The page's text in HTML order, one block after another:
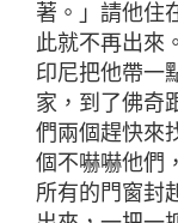
著。」請他住
此就不再出來
印尼把他帶一
家，到了佛奇
們兩個趕快來
個不嚇嚇他們
所有的門窗封